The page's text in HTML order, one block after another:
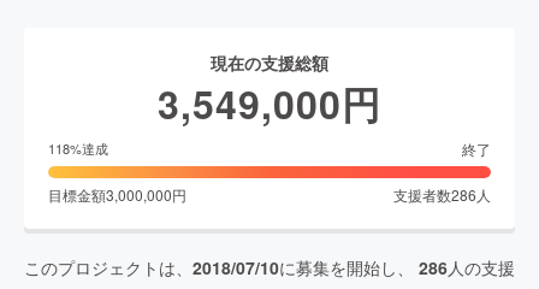
現在の支援総額
3,549,000円
118%達成 終了
目標金額3,000,000円 支援者数286 人
このプロジェクトは、 2018/07/10に募集を開始し、 286人の支援